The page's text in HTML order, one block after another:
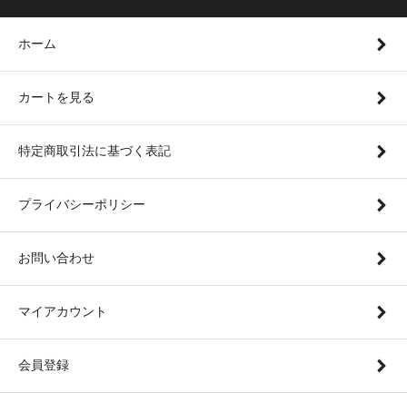
ホーム
カートを見る
特定商取引法に基づく表記
プライバシーポリシー
お問い合わせ
マイアカウント
会員登録